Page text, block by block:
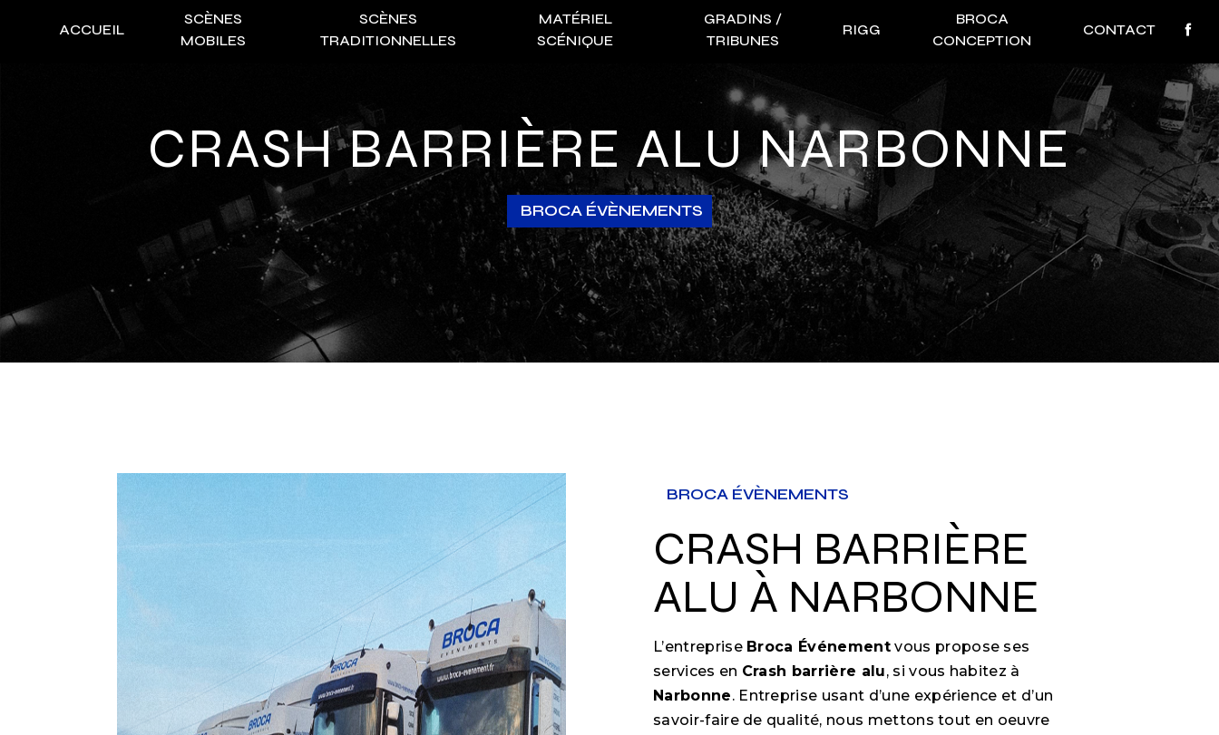
ACCUEIL
SCÈNES
MOBILES
SCÈNES
TRADITIONNELLES
MATÉRIEL
SCÉNIQUE
GRADINS /
TRIBUNES
RIGG
BROCA
CONCEPTION
CONTACT
CRASH BARRIÈRE ALU NARBONNE
BROCA ÉVÈNEMENTS
BROCA ÉVÈNEMENTS
CRASH BARRIÈRE
ALU À NARBONNE
L’entreprise Broca Événementvous propose ses
services en Crash barrière alu, si vous habitez à
Narbonne. Entreprise usant d’une expérience et d’un
savoir-faire de qualité, nous mettons tout en oeuvre
Panneau de gestion des cookies